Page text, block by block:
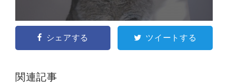
シェアする ツイートする
関連記事